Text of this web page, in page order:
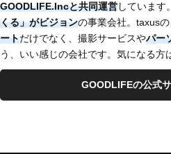
GOODLIFE.Incと共同運営しています
くる」がビジョンの事業会社。taxus
ートだけでなく、撮影サービスやパー
う、いい感じの会社です。気になる方
GOODLIFEの公式